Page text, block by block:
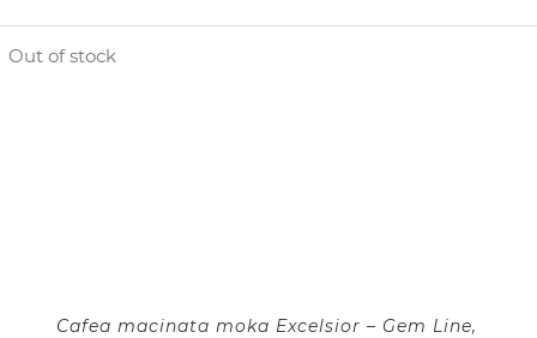
Out of stock
Cafea macinata moka Excelsior – Gem Line,